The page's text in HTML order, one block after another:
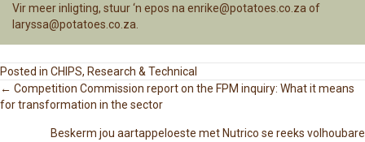
Vir meer inligting, stuur ‘n epos na enrike@potatoes.co.za of
laryssa@potatoes.co.za
Posted in CHIPS, Research & Technical
P
← Competition Commission report on the FPM inquiry: What it means
for transformation in the sector
Beskerm jou aartappeloeste met Nutrico se reeks volhoubare